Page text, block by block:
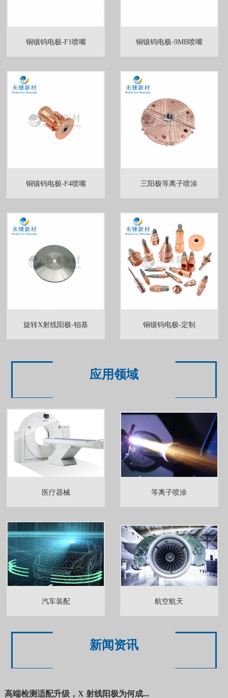
铜镶钨电极-F1喷嘴 铜镶钨电极-9MB喷嘴
铜镶钨电极-F4喷嘴 三阳极等离子喷涂
旋转X射线阳极-钼基 铜镶钨电极-定制
应用领域
医疗器械 等离子喷涂
汽车装配 航空航天
新闻资讯
高端检测适配升级，X 射线阳极为何成...